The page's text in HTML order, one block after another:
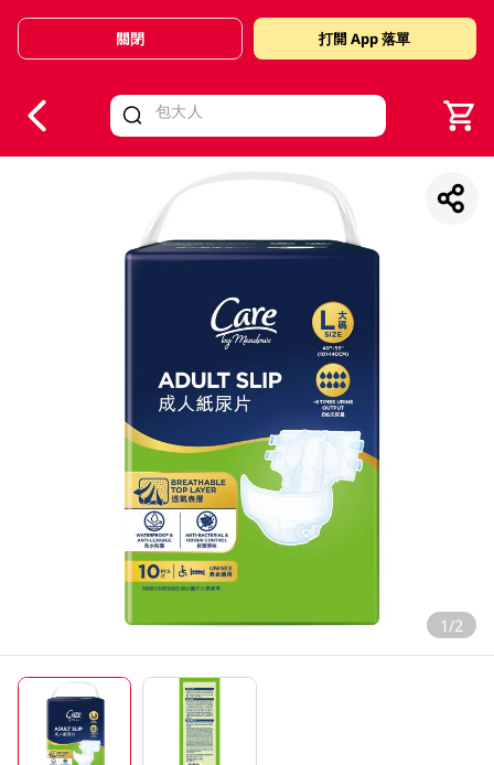
Valid Until 30 June 2026
關閉 打開 App 落單
1/2